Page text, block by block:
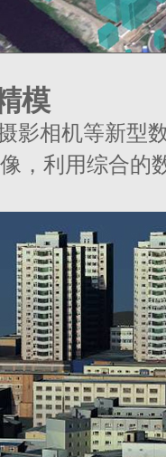
模
影相机等新型
，利用综合的